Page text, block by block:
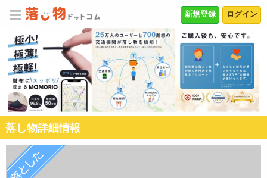
ログイン
新規登録
落し物詳細情報